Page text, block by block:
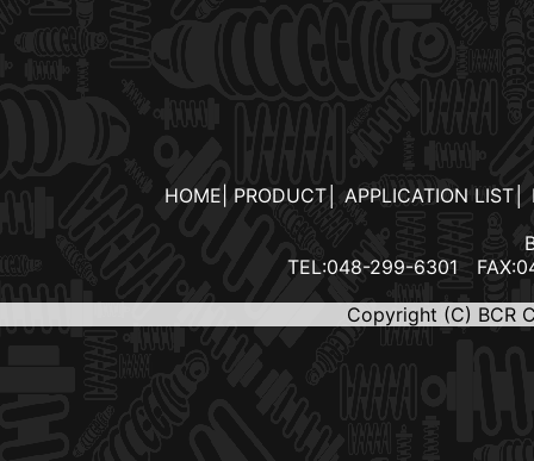
HOME PRODUCT APPLICATION LIST
TEL:048-299-6301
Copyright (C) BCR